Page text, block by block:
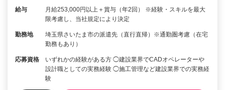
給与
月給253,000円以上＋賞与（年2回） ※経験・スキルを最大
限考慮し、当社規定により決定
勤務地
埼玉県さいたま市の派遣先（直行直帰）※通勤圏考慮（在宅
勤務もあり）
応募資格
いずれかの経験がある方 ◯建設業界でCADオペレーターや
設計職としての実務経験 ◯施工管理など建設業界での実務経
験